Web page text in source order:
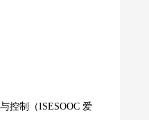
控制（ISESOOC 爱